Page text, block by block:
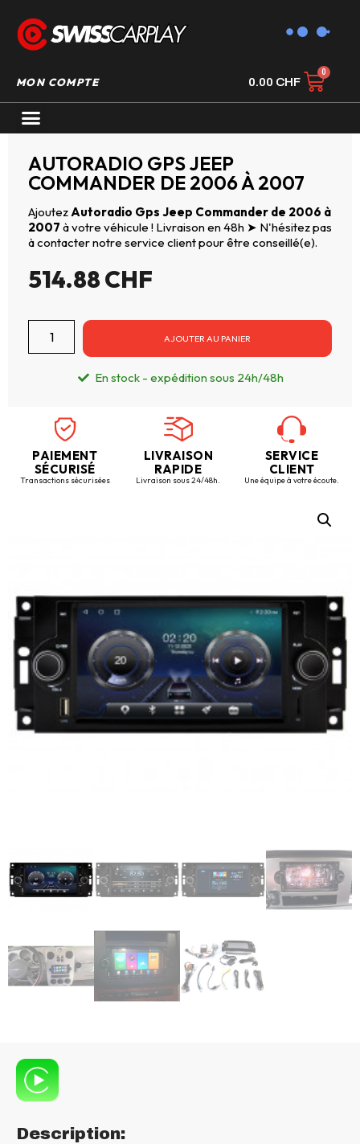
MON COMPTE 0.00 CHF
AUTORADIO GPS JEEP
COMMANDER DE 2006 À 2007
Ajoutez Autoradio Gps Jeep Commander de 2006 à
2007 à votre véhicule ! Livraison en 48h ➤ N'hésitez pas
à contacter notre service client pour être conseillé(e).
514.88CHF
AJOUTER AU PANIER
En stock - expédition sous 24h/48h
PAIEMENT
SÉCURISÉ
Transactions sécurisées
LIVRAISON
RAPIDE
Livraison sous 24/48h.
SERVICE
CLIENT
Une équipe à votre écoute.
Description: